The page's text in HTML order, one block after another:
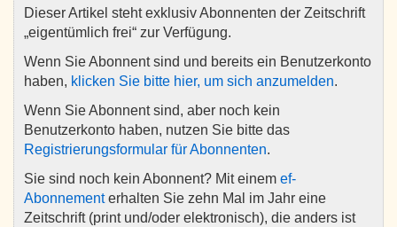
Dieser Artikel steht exklusiv Abonnenten der Zeitschrift
„eigentümlich frei“ zur Verfügung.
Wenn Sie Abonnent sind und bereits ein Benutzerkonto
haben, klicken Sie bitte hier, um sich anzumelden.
Wenn Sie Abonnent sind, aber noch kein
Benutzerkonto haben, nutzen Sie bitte das
Registrierungsformular für Abonnenten.
Sie sind noch kein Abonnent? Mit einem ef-
Abonnementerhalten Sie zehn Mal im Jahr eine
Zeitschrift (print und/oder elektronisch), die anders ist